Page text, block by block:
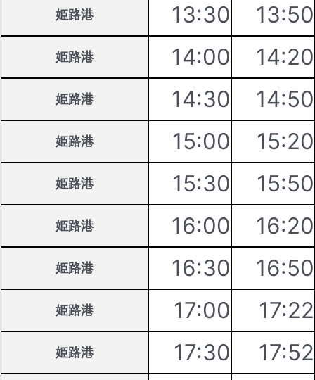
姫路港 13:30 13:50
姫路港 14:00 14:20
姫路港 14:30 14:50
姫路港 15:00 15:20
姫路港 15:30 15:50
姫路港 16:00 16:20
姫路港 16:30 16:50
姫路港 17:00 17:22
姫路港 17:30 17:52